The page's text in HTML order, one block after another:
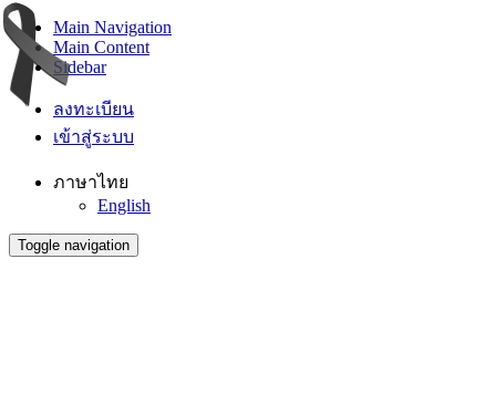
Main Navigation
Main Content
Sidebar
ลงทะเบียน
เข้าสู่ระบบ
ภาษาไทย
English
Toggle navigation